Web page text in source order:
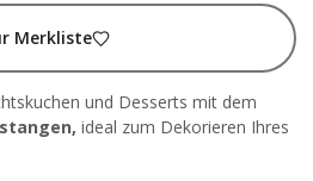
Merkliste
und Desserts mit dem
ideal zum Dekorieren Ihres